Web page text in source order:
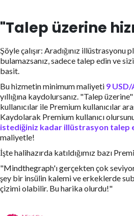
"Talep üzerine
Şöyle çalışır: Aradığınız
bulamazsanız, sadece talep edin ve
basit.
Bu hizmetin minimum maliyeti 9 USD/
yıllığına kaydolursanız. "Talep
kullanıcılar ile Premium kullanıcılar
Kaydolarak Premium kullanıcı
istediğiniz kadar illüstrasyon talep
maliyetle!
İşte halihazırda katıldığımız bazı
"Mindthegraph'ı gerçekten çok
şey bir insülin kalemi ve erkeklerde
çizimi olabilir. Bu harika olurdu!"